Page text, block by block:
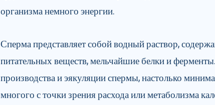
организма немного энергии.
Сперма представляет собой водный раствор,
питательных веществ, мельчайшие белки и
производства и эякуляции спермы, настолько
многого с точки зрения расхода или метаболизма